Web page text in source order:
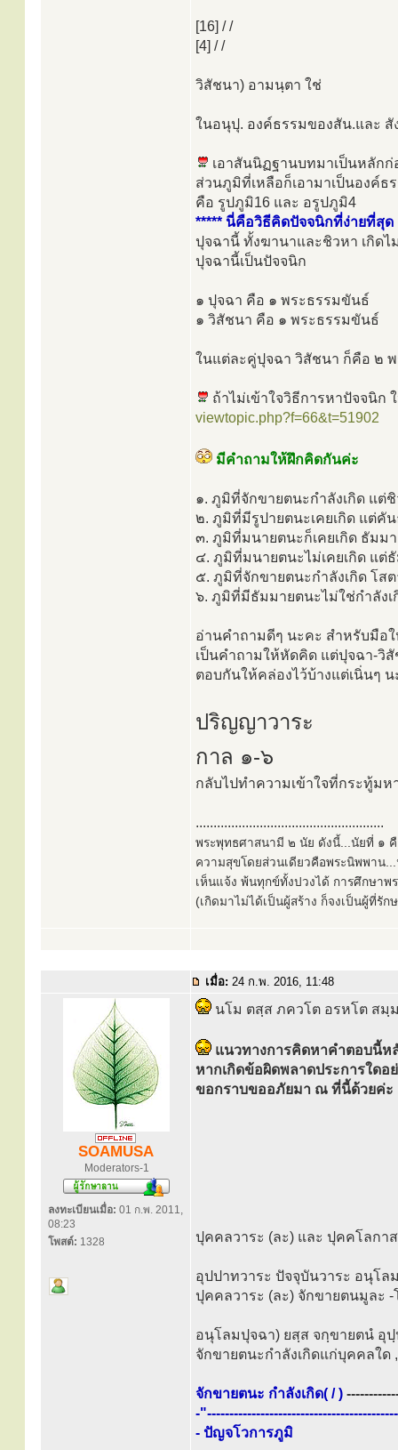
[16] / /
[4] / /
วิสัชนา) อามนฺตา ใช่
ในอนุปุ. องค์ธรรมของสัน.และ
เอาสันนิฏฐานบทมาเป็นหลักก่
ส่วนภูมิที่เหลือก็เอามาเป็นองค์ธ
คือ รูปภูมิ16 และ อรูปภูมิ4
***** นี่คือวิธีคิดปัจจนิกที่ง่ายที่สุ
ปุจฉานี้ ทั้งฆานาและชิวหา เกิด
ปุจฉานี้เป็นปัจจนิก
๑ ปุจฉา คือ ๑ พระธรรมขันธ์
๑ วิสัชนา คือ ๑ พระธรรมขันธ์
ในแต่ละคู่ปุจฉา วิสัชนา ก็คือ ๒
ถ้าไม่เข้าใจวิธีการหาปัจจนิก
viewtopic.php?f=66&t=51902
มีคำถามให้ฝึกคิดกันค่ะ
๑. ภูมิที่จักขายตนะกำลังเกิด แต่
๒. ภูมิที่มีรูปายตนะเคยเกิด แต่คั
๓. ภูมิที่มนายตนะก็เคยเกิด ธัมม
๔. ภูมิที่มนายตนะไม่เคยเกิด แต่
๕. ภูมิที่จักขายตนะกำลังเกิด โส
๖. ภูมิที่มีธัมมายตนะไม่ใช่กำลัง
อ่านคำถามดีๆ นะคะ สำหรับมือ
เป็นคำถามให้หัดคิด แต่ปุจฉา-วิ
ตอบกันให้คล่องไว้บ้างแต่เนิ่นๆ น
ปริญญาวาระ
กาล ๑-๖
กลับไปทำความเข้าใจที่กระทู้ม
.....................................................
พระพุทธศาสนามี ๒ นัย ดังนี้...นัยที่ ๑ คื
ความสุขโดยส่วนเดียวคือพระนิพพาน
เห็นแจ้ง พ้นทุกข์ทั้งปวงได้ การศึกษาพ
(เกิดมาไม่ได้เป็นผู้สร้าง ก็จงเป็นผู้ที่รั
เมื่อ: 24 ก.พ. 2016, 11:48
SOAMUSA
Moderators-1
ลงทะเบียนเมื่อ: 01 ก.พ. 2011,
08:23
โพสต์: 1328
นโม ตสฺส ภควโต อรหโต สมฺ
แนวทางการคิดหาคำตอบนี้ห
หากเกิดข้อผิดพลาดประการใดอ
ขอกราบขออภัยมา ณ ที่นี้ด้วยค่ะ
ปุคคลวาระ (ละ) และ ปุคคโลกา
อุปปาทวาระ ปัจจุบันวาระ อนุโล
ปุคคลวาระ (ละ) จักขายตนมูละ
อนุโลมปุจฉา) ยสฺส จกฺขายตนํ อุ
จักขายตนะกำลังเกิดแก่บุคคลใ
จักขายตนะ กำลังเกิด( / )
-
- ปัญจโวการภูมิ